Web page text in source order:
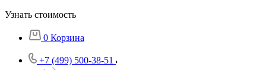
Узнать стоимость
0 Корзина
+7 (499) 500-38-51